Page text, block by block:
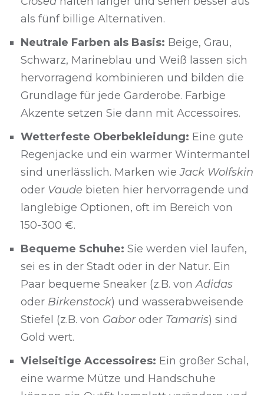
als fünf billige Alternativen.
Neutrale Farben als Basis: Beige, Grau,
Schwarz, Marineblau und Weiß lassen sich
hervorragend kombinieren und bilden die
Grundlage für jede Garderobe. Farbige
Akzente setzen Sie dann mit Accessoires.
Wetterfeste Oberbekleidung: Eine gute
Regenjacke und ein warmer Wintermantel
sind unerlässlich. Marken wieJack Wolfskin
oder Vaude bieten hier hervorragende und
langlebige Optionen, oft im Bereich von
150-300 €.
Bequeme Schuhe: Sie werden viel laufen,
sei es in der Stadt oder in der Natur. Ein
Paar bequeme Sneaker (z.B. vonAdidas
oder Birkenstock) und wasserabweisende
Stiefel (z.B. von Gaboroder Tamaris) sind
Gold wert.
Vielseitige Accessoires: Ein großer Schal,
eine warme Mütze und Handschuhe